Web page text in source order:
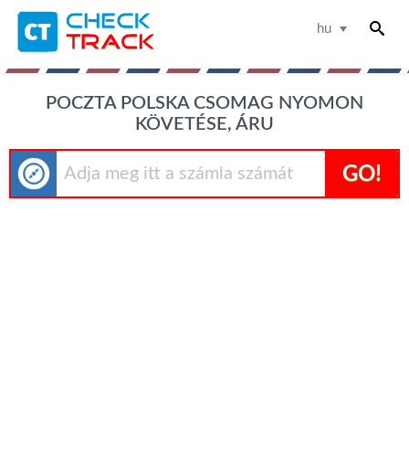
hu
POCZTA POLSKA CSOMAG NYOMON
KÖVETÉSE, ÁRU
GO!